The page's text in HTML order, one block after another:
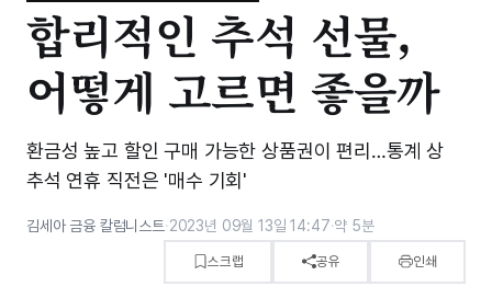
합리적인 추석 선물,
어떻게 고르면 좋을까
환금성 높고 할인 구매 가능한 상품권이 편리…통계 상
추석 연휴 직전은 '매수 기회'
김세아 금융 칼럼니스트·2023년 09월 13일 14:47·약 5분
스크랩 공유 인쇄